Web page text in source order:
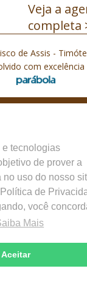
tecnologias
de prover a
uso do nosso
de
você
Mais
Aceitar
Veja a
completa
de Assis -
com excelência